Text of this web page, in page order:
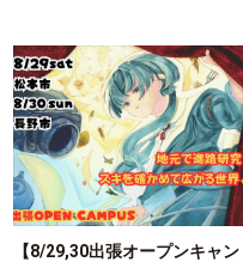
【8/29,30出張オープンキャン